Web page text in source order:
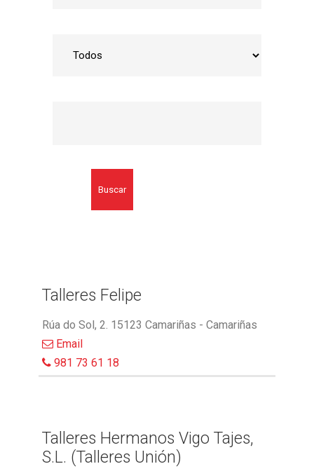
Buscar
Talleres Felipe
Rúa do Sol, 2. 15123 Camariñas - Camariñas
Email
981 73 61 18
Talleres Hermanos Vigo Tajes,
S.L. (Talleres Unión)